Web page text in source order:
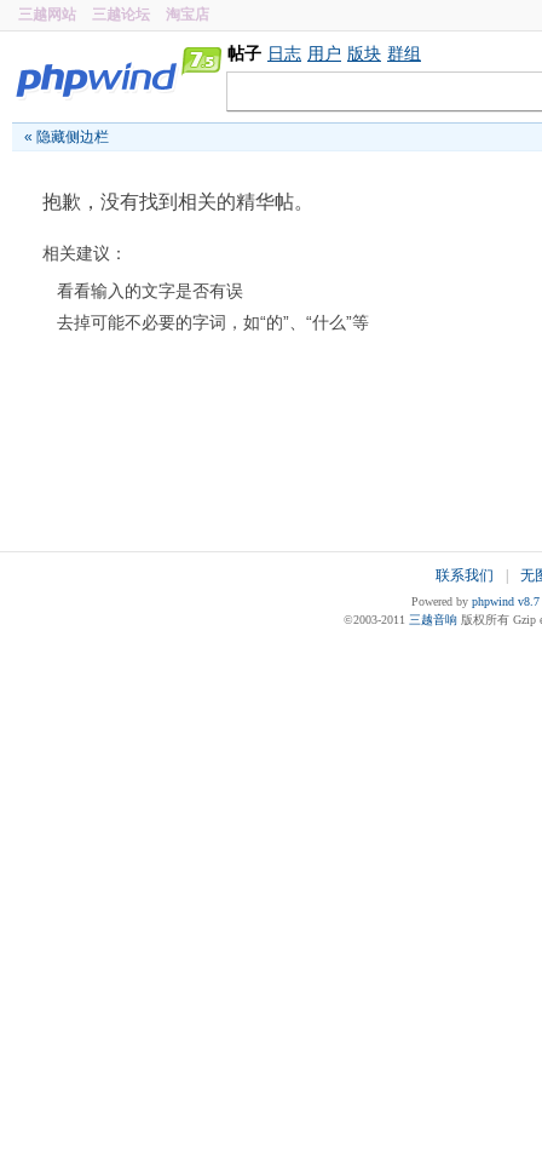
三越网站 三越论坛 淘宝店
帖子 日志 用户 版块 群组
« 隐藏侧边栏
抱歉，没有找到相关的精华帖。
相关建议：
看看输入的文字是否有误
去掉可能不必要的字词，如“的”、“什么”等
联系我们 无
Powered by phpwind v8.7
©2003-2011 三越音响 版权所有 Gzip